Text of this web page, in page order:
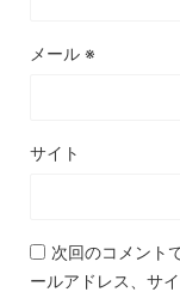
メール ※
サイト
次回のコメント
ールアドレス、サ